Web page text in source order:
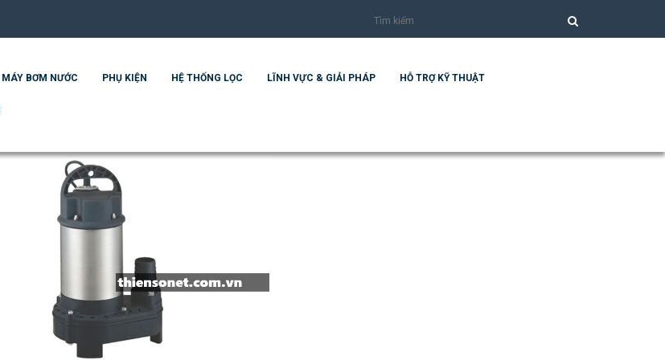
MÁY BƠM NƯỚC PHỤ KIỆN HỆ THỐNG LỌC LĨNH VỰC & GIẢI PHÁP HỖ TRỢ KỸ THUẬT